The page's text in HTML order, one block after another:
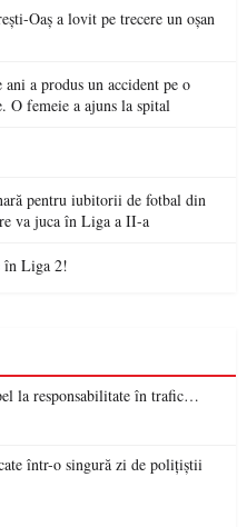
Oaș a lovit pe trecere un oșan
a produs un accident pe o
O femeie a ajuns la spital
pentru iubitorii de fotbal din
va juca în Liga a II-a
în Liga 2!
Polițiștii sătmăreni fac apel la responsabilitate în trafic…
într-o singură zi de polițiștii